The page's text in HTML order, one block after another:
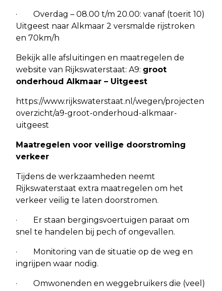
· Overdag – 08.00 t/m 20.00: vanaf (toerit 10)
Uitgeest naar Alkmaar 2 versmalde rijstroken
en 70km/h
Bekijk alle afsluitingen en maatregelen de
website van Rijkswaterstaat: A9: groot
onderhoud Alkmaar – Uitgeest
https://www.rijkswaterstaat.nl/wegen/projecten
overzicht/a9-groot-onderhoud-alkmaar-
uitgeest
Maatregelen voor veilige doorstroming
verkeer
Tijdens de werkzaamheden neemt
Rijkswaterstaat extra maatregelen om het
verkeer veilig te laten doorstromen.
· Er staan bergingsvoertuigen paraat om
snel te handelen bij pech of ongevallen.
· Monitoring van de situatie op de weg en
ingrijpen waar nodig.
· Omwonenden en weggebruikers die (veel)